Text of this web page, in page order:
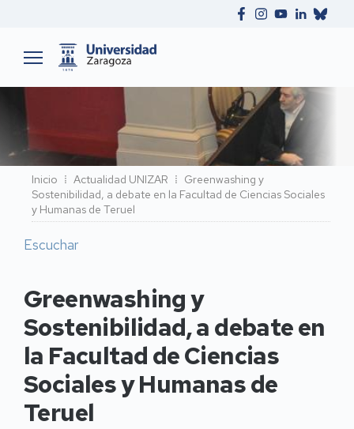
Ruta
de
navegación
Inicio Actualidad UNIZAR
Greenwashing y
Sostenibilidad, a debate en la Facultad de Ciencias Sociales
y Humanas de Teruel
Escuchar
Greenwashing y
Sostenibilidad, a debate en
la Facultad de Ciencias
Sociales y Humanas de
Teruel